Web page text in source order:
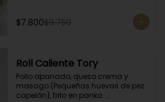
$7.800$9.750
Roll Caliente Tory
Pollo apanado, queso crema y
masago (Pequeñas huevas de pez
capelán), frito en panko.